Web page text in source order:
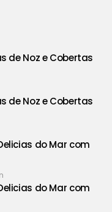
de Noz e Cobertas
de Noz e Cobertas
do Mar com
do Mar com